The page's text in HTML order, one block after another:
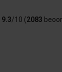
9.3/10 (2083